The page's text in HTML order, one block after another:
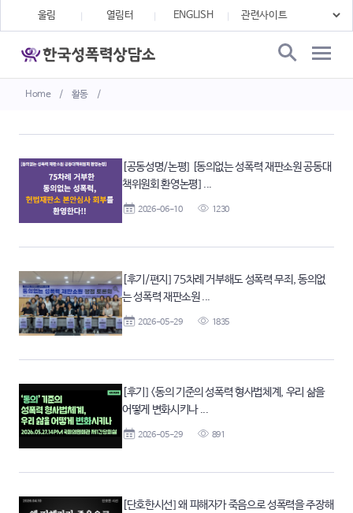
Home / 활동 /
울림 열림터 ENGLISH
[공동성명/논평] [동의없는 성폭력 재판소원 공동대
책위원회 환영논평] ...
2026-06-10 1230
[후기/편지] 75차례 거부해도 성폭력 무죄, 동의없
는 성폭력 재판소원 ...
2026-05-29 1835
[후기] <동의 기준의 성폭력 형사법체계, 우리 삶을
어떻게 변화시키나 ...
2026-05-29 891
[단호한시선] 왜 피해자가 죽음으로 성폭력을 주장해